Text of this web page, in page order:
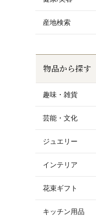
産地検索
物品から探す
趣味・雑貨
芸能・文化
ジュエリー
インテリア
花束ギフト
キッチン用品